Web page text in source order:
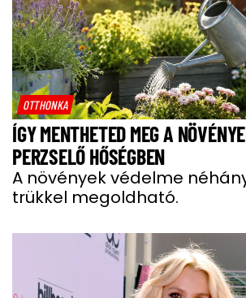
OTTHONKA
ÍGY MENTHETED MEG A
PERZSELŐ HŐSÉGBEN
A növények védelme
trükkel megoldható.